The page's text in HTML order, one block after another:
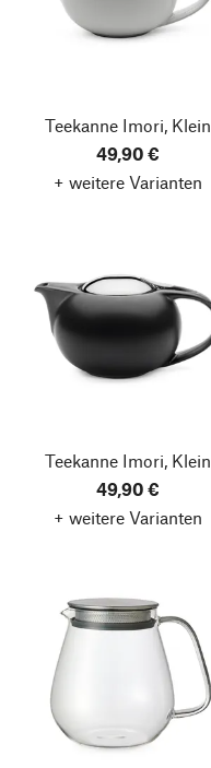
Teekanne Imori, Klein
49,90 €
+ weitere Varianten
Teekanne Imori, Klein
49,90 €
+ weitere Varianten